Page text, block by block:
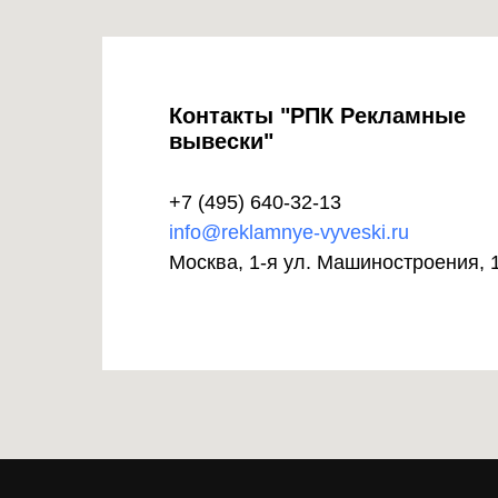
Контакты "РПК Рекламные
вывески"
+7 (495) 640-32-13
info@reklamnye-vyveski.ru
Москва, 1-я ул. Машиностроения,